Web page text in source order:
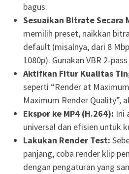
bagus.
Sesuaikan Bitrate Secara
memilih preset, naikkan
default (misalnya, dari 8
1080p). Gunakan VBR 2-
Aktifkan Fitur Kualitas
seperti “Render at
Maximum Render Quality”,
Ekspor ke MP4 (H.264): Ini
universal dan efisien untuk
Lakukan Render Test:
panjang, coba render klip
dengan pengaturan yang